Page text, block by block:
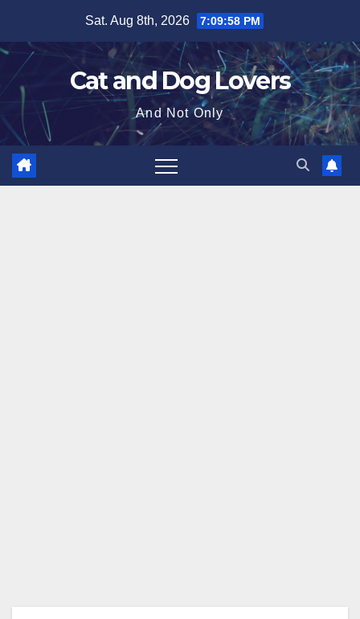
content
Sat. Aug 8th, 2026 7:09:59 PM
Cat and Dog Lovers
And Not Only